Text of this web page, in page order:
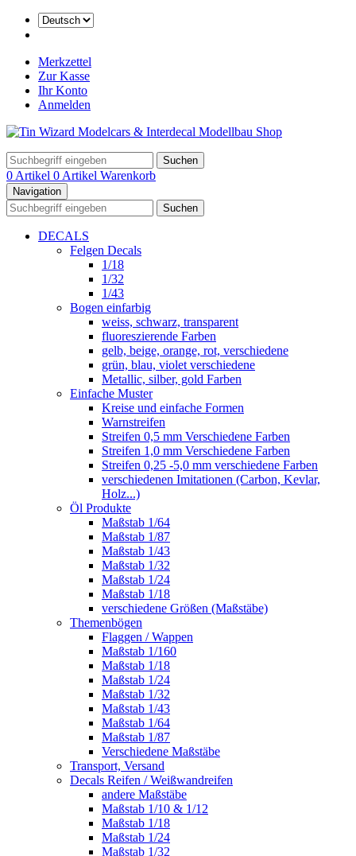
Merkzettel
Zur Kasse
Ihr Konto
Anmelden
Suchen
0 Artikel 0 Artikel Warenkorb
Navigation
Suchen
DECALS
Felgen Decals
1/18
1/32
1/43
Bogen einfarbig
weiss, schwarz, transparent
fluoreszierende Farben
gelb, beige, orange, rot, verschiedene
grün, blau, violet verschiedene
Metallic, silber, gold Farben
Einfache Muster
Kreise und einfache Formen
Warnstreifen
Streifen 0,5 mm Verschiedene Farben
Streifen 1,0 mm Verschiedene Farben
Streifen 0,25 -5,0 mm verschiedene Farben
verschiedenen Imitationen (Carbon, Kevlar,
Holz...)
Öl Produkte
Maßstab 1/64
Maßstab 1/87
Maßstab 1/43
Maßstab 1/32
Maßstab 1/24
Maßstab 1/18
verschiedene Größen (Maßstäbe)
Themenbögen
Flaggen / Wappen
Maßstab 1/160
Maßstab 1/18
Maßstab 1/24
Maßstab 1/32
Maßstab 1/43
Maßstab 1/64
Maßstab 1/87
Verschiedene Maßstäbe
Transport, Versand
Decals Reifen / Weißwandreifen
andere Maßstäbe
Maßstab 1/10 & 1/12
Maßstab 1/18
Maßstab 1/24
Maßstab 1/32